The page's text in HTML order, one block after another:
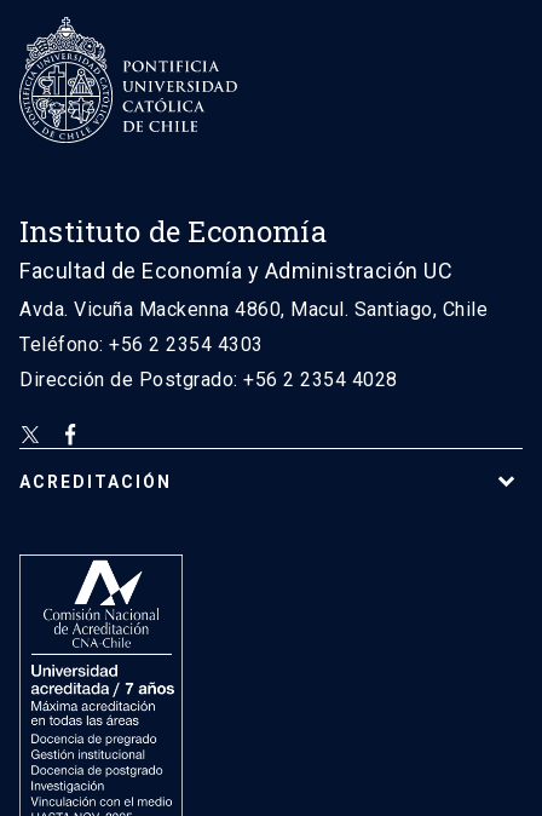
Instituto de Economía
Facultad de Economía y Administración UC
Avda. Vicuña Mackenna 4860, Macul. Santiago, Chile
Teléfono: +56 2 2354 4303
Dirección de Postgrado: +56 2 2354 4028
ACREDITACIÓN